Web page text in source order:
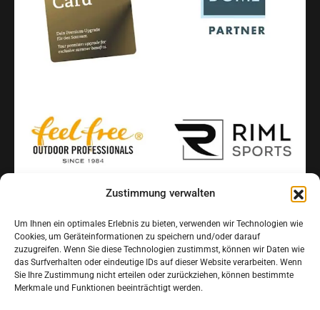
Zustimmung verwalten
Um Ihnen ein optimales Erlebnis zu bieten, verwenden wir Technologien wie
Cookies, um Geräteinformationen zu speichern und/oder darauf
zuzugreifen. Wenn Sie diese Technologien zustimmst, können wir Daten wie
das Surfverhalten oder eindeutige IDs auf dieser Website verarbeiten. Wenn
Sie Ihre Zustimmung nicht erteilen oder zurückziehen, können bestimmte
Merkmale und Funktionen beeinträchtigt werden.
INFORMATIONEN
FAQ
Jobs
Routenplaner